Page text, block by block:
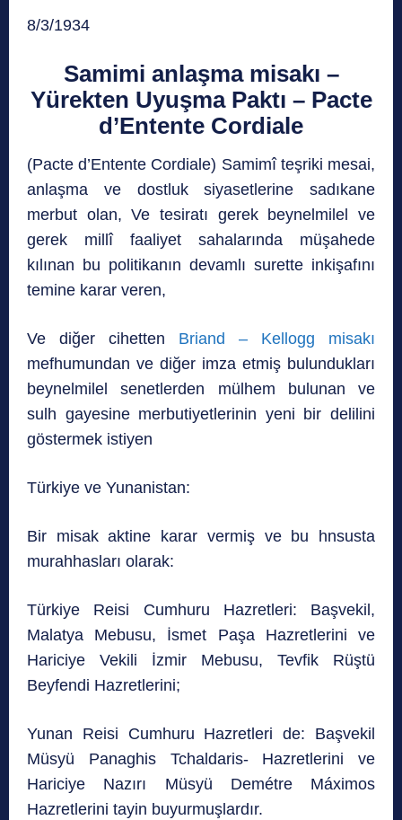
8/3/1934
Samimi anlaşma misakı –
Yürekten Uyuşma Paktı – Pacte
d’Entente Cordiale
(Pacte d’Entente Cordiale) Samimî teşriki mesai,
anlaşma ve dostluk siyasetlerine sadıkane
merbut olan, Ve tesiratı gerek beynelmilel ve
gerek millî faaliyet sahalarında müşahede
kılınan bu politikanın devamlı surette inkişafını
temine karar veren,
Ve diğer cihetten Briand – Kellogg misakı
mefhumundan ve diğer imza etmiş bulundukları
beynelmilel senetlerden mülhem bulunan ve
sulh gayesine merbutiyetlerinin yeni bir delilini
göstermek istiyen
Türkiye ve Yunanistan:
Bir misak aktine karar vermiş ve bu hnsusta
murahhasları olarak:
Türkiye Reisi Cumhuru Hazretleri: Başvekil,
Malatya Mebusu, İsmet Paşa Hazretlerini ve
Hariciye Vekili İzmir Mebusu, Tevfik Rüştü
Beyfendi Hazretlerini;
Yunan Reisi Cumhuru Hazretleri de: Başvekil
Müsyü Panaghis Tchaldaris- Hazretlerini ve
Hariciye Nazırı Müsyü Demétre Máximos
Hazretlerini tayin buyurmuşlardır.